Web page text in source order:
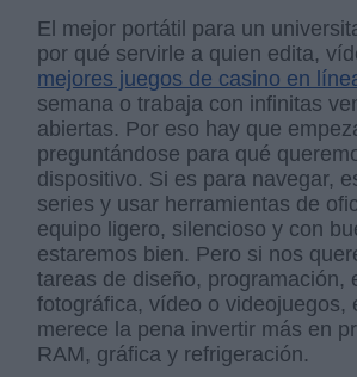
El mejor portátil para un
por qué servirle a quien edita,
mejores juegos de casino en
semana o trabaja con infinitas
abiertas. Por eso hay que
preguntándose para qué
dispositivo. Si es para navegar,
series y usar herramientas de
equipo ligero, silencioso y con
estaremos bien. Pero si nos
tareas de diseño, programación,
fotográfica, vídeo o videojuegos,
merece la pena invertir más en
RAM, gráfica y refrigeración.